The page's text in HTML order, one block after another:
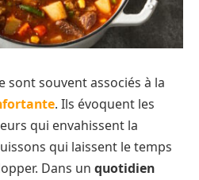
sont souvent associés à la
. Ils évoquent les
qui envahissent la
qui laissent le temps
Dans un quotidien